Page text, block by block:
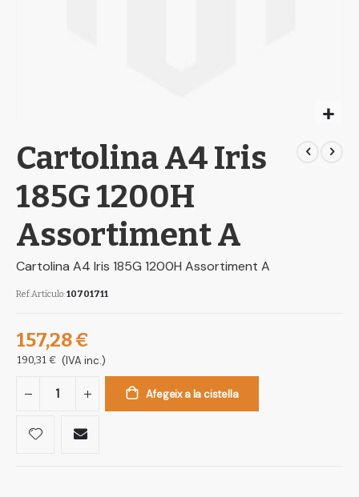
to
the
images
gallery
Cartolina A4 Iris
185G 1200H
Assortiment A
Cartolina A4 Iris 185G 1200H Assortiment A
Ref.Artículo 10701711
157,28 €
190,31 € (IVA inc.)
Afegeix a la cistella